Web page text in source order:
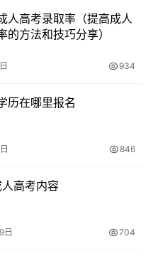
学校也有一些减免学费的
济困难的考生可以提供一
一定的减免学费的政策，
人高考录取率（提高成人
的方法和技巧分享）
934
历在哪里报名
846
高考内容
日 704